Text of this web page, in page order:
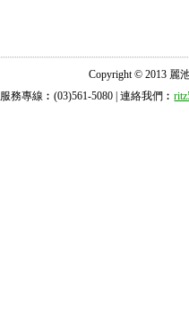
Copyright © 2013 麗
服務專線︰(03)561-5080 | 連絡我們︰